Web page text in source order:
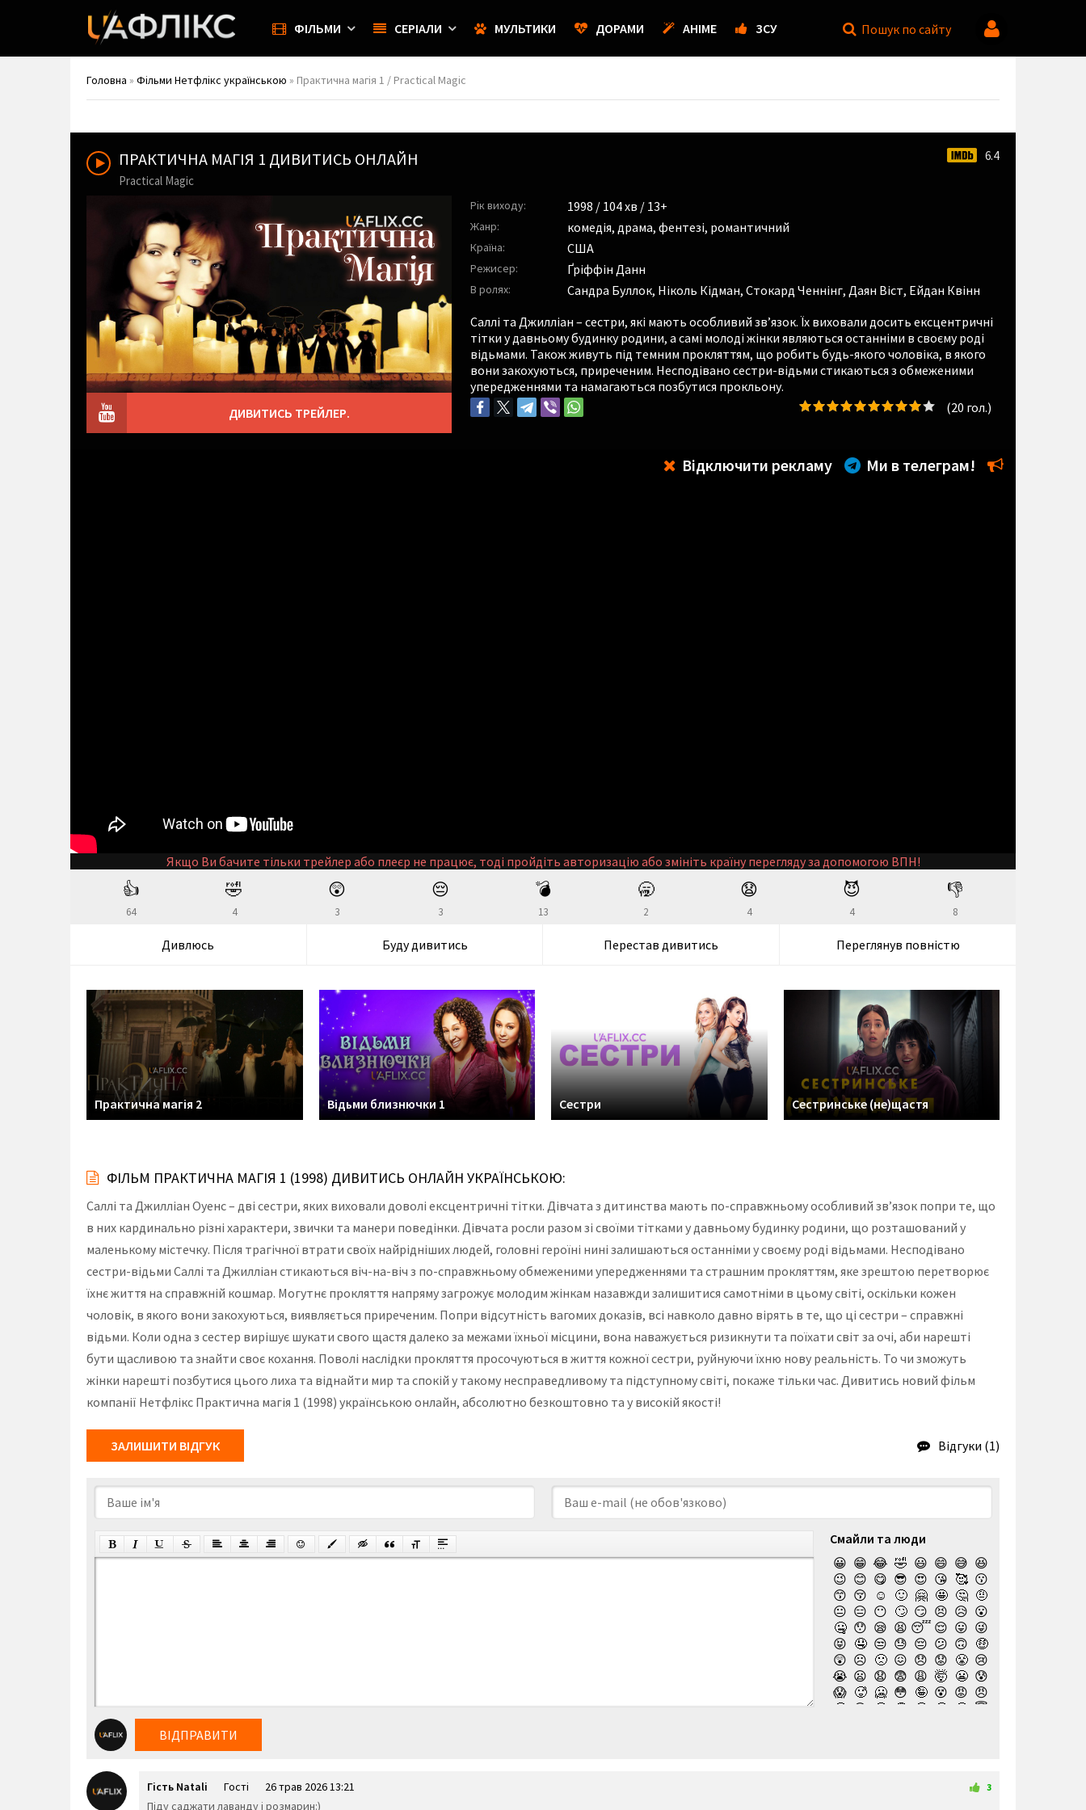
ФІЛЬМИ СЕРІАЛИ МУЛЬТИКИ ДОРАМИ АНІМЕ ЗСУ Пошук по сайту
Головна » Фільми Нетфлікс українською » Практична магія 1 / Practical Magic
ПРАКТИЧНА МАГІЯ 1 ДИВИТИСЬ ОНЛАЙН
Practical Magic
6.4
Рік виходу: 1998 / 104 хв / 13+
Жанр: комедія, драма, фентезі, романтичний
Країна: США
Режисер: Ґріффін Данн
В ролях: Сандра Буллок, Ніколь Кідман, Стокард Ченнінг, Даян Віст, Ейдан Квінн
Саллі та Джилліан – сестри, які мають особливий зв’язок. Їх виховали досить ексцентричні
тітки у давньому будинку родини, а самі молоді жінки являються останніми в своєму роді
відьмами. Також живуть під темним прокляттям, що робить будь-якого чоловіка, в якого
вони закохуються, приреченим. Несподівано сестри-відьми стикаються з обмеженими
упередженнями та намагаються позбутися прокльону.
ДИВИТИСЬ ТРЕЙЛЕР.
(20 гол.)
Відключити рекламу Ми в телеграм!
Якщо Ви бачите тільки трейлер або плеєр не працює, тоді пройдіть авторизацію або змініть країну перегляду за допомогою ВПН!
👍
64
🤣
4
😲
3
😔
3
💣
13
🥱
2
😧
4
😈
4
👎
8
Дивлюсь Буду дивитись Перестав дивитись Переглянув повністю
Практична магія 2 Відьми близнючки 1 Сестри Сестринське (не)щастя
ФІЛЬМ ПРАКТИЧНА МАГІЯ 1 (1998) ДИВИТИСЬ ОНЛАЙН УКРАЇНСЬКОЮ:
Саллі та Джилліан Оуенс – дві сестри, яких виховали доволі ексцентричні тітки. Дівчата з дитинства мають по-справжньому особливий зв’язок попри те, що
в них кардинально різні характери, звички та манери поведінки. Дівчата росли разом зі своїми тітками у давньому будинку родини, що розташований у
маленькому містечку. Після трагічної втрати своїх найрідніших людей, головні героїні нині залишаються останніми у своєму роді відьмами. Несподівано
сестри-відьми Саллі та Джилліан стикаються віч-на-віч з по-справжньому обмеженими упередженнями та страшним прокляттям, яке зрештою перетворює
їхнє життя на справжній кошмар. Могутнє прокляття напряму загрожує молодим жінкам назавжди залишитися самотніми в цьому світі, оскільки кожен
чоловік, в якого вони закохуються, виявляється приреченим. Попри відсутність вагомих доказів, всі навколо давно вірять в те, що ці сестри – справжні
відьми. Коли одна з сестер вирішує шукати свого щастя далеко за межами їхньої місцини, вона наважується ризикнути та поїхати світ за очі, аби нарешті
бути щасливою та знайти своє кохання. Поволі наслідки прокляття просочуються в життя кожної сестри, руйнуючи їхню нову реальність. То чи зможуть
жінки нарешті позбутися цього лиха та віднайти мир та спокій у такому несправедливому та підступному світі, покаже тільки час. Дивитись новий фільм
компанії Нетфлікс Практична магія 1 (1998) українською онлайн, абсолютно безкоштовно та у високій якості!
ЗАЛИШИТИ ВІДГУК Відгуки (1)
Смайли та люди
😀 😁 😂 🤣 😃 😄 😅 😆
😉 😊 😋 😎 😍 😘 🥰 😗
😙 😚 ☺️ 🙂 🤗 🤩 🤔 🤨
😐 😑 😶 🙄 😏 😣 😥 😮
🤐 😯 😪 😫 😴 😌 😛 😜
😝 🤤 😒 😓 😔 😕 🙃 🤑
😲 ☹️ 🙁 😖 😞 😟 😤 😢
😭 😦 😧 😨 😩 🤯 😬 😰
😱 🥵 🥶 😳 🤪 😵 😡 😠
🤬
😷 🤒 🤕 🤢 🤮 🤧 😇
🙉
ВІДПРАВИТИ
Гість Natali Гості 26 трав 2026 13:21 3
Пiду саджати лаванду i розмарин:)